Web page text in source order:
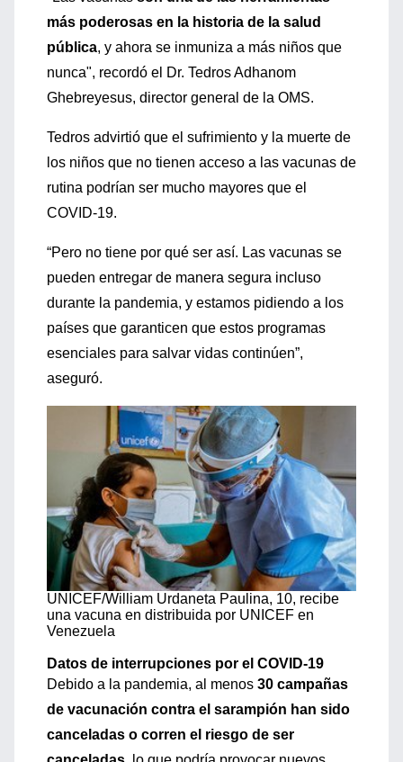
más poderosas en la historia de la salud
pública, y ahora se inmuniza a más niños que
nunca", recordó el Dr. Tedros Adhanom
Ghebreyesus, director general de la OMS.
Tedros advirtió que el sufrimiento y la muerte de
los niños que no tienen acceso a las vacunas de
rutina podrían ser mucho mayores que el
COVID-19.
“Pero no tiene por qué ser así. Las vacunas se
pueden entregar de manera segura incluso
durante la pandemia, y estamos pidiendo a los
países que garanticen que estos programas
esenciales para salvar vidas continúen”,
aseguró.
UNICEF/William Urdaneta Paulina, 10, recibe
una vacuna en distribuida por UNICEF en
Venezuela
Datos de interrupciones por el COVID-19
Debido a la pandemia, al menos 30 campañas
de vacunación contra el sarampión han sido
canceladas o corren el riesgo de ser